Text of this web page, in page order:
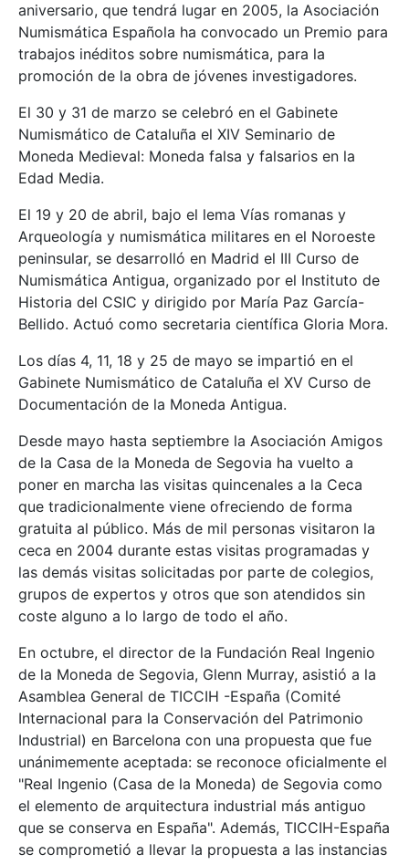
aniversario, que tendrá lugar en 2005, la Asociación
Numismática Española ha convocado un Premio para
trabajos inéditos sobre numismática, para la
promoción de la obra de jóvenes investigadores.
El 30 y 31 de marzo se celebró en el Gabinete
Numismático de Cataluña el XIV Seminario de
Moneda Medieval: Moneda falsa y falsarios en la
Edad Media.
El 19 y 20 de abril, bajo el lema Vías romanas y
Arqueología y numismática militares en el Noroeste
peninsular, se desarrolló en Madrid el III Curso de
Numismática Antigua, organizado por el Instituto de
Historia del CSIC y dirigido por María Paz García-
Bellido. Actuó como secretaria científica Gloria Mora.
Los días 4, 11, 18 y 25 de mayo se impartió en el
Gabinete Numismático de Cataluña el XV Curso de
Documentación de la Moneda Antigua.
Desde mayo hasta septiembre la Asociación Amigos
de la Casa de la Moneda de Segovia ha vuelto a
poner en marcha las visitas quincenales a la Ceca
que tradicionalmente viene ofreciendo de forma
gratuita al público. Más de mil personas visitaron la
ceca en 2004 durante estas visitas programadas y
las demás visitas solicitadas por parte de colegios,
grupos de expertos y otros que son atendidos sin
coste alguno a lo largo de todo el año.
En octubre, el director de la Fundación Real Ingenio
de la Moneda de Segovia, Glenn Murray, asistió a la
Asamblea General de TICCIH -España (Comité
Internacional para la Conservación del Patrimonio
Industrial) en Barcelona con una propuesta que fue
unánimemente aceptada: se reconoce oficialmente el
"Real Ingenio (Casa de la Moneda) de Segovia como
el elemento de arquitectura industrial más antiguo
que se conserva en España". Además, TICCIH-España
se comprometió a llevar la propuesta a las instancias